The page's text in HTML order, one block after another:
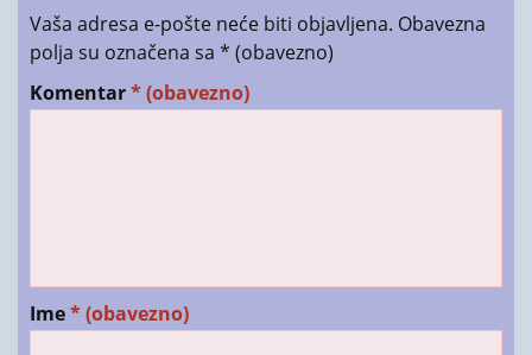
Vaša adresa e-pošte neće biti objavljena. Obavezna
polja su označena sa * (obavezno)
Komentar* (obavezno)
Ime* (obavezno)